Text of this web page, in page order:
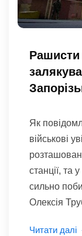
Як
військові
станції, та
сильно
Олексія
Читати далі